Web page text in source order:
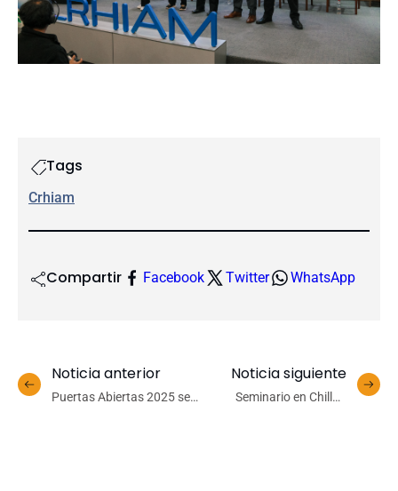
Tags
Crhiam
Compartir Facebook Twitter WhatsApp
Noticia anterior
Puertas Abiertas 2025 se
Noticia siguiente
Seminario en Chillán